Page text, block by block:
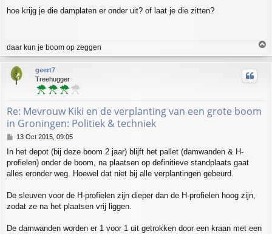
s
hoe krijg je die damplaten er onder uit? of laat je die zitten?
daar kun je boom op zeggen
o
p
geert7
Treehugger
Re: Mevrouw Kiki en de verplanting van een grote boom
in Groningen: Politiek & techniek
P
s
t
13 Oct 2015, 09:05
In het depot (bij deze boom 2 jaar) blijft het pallet (damwanden & H-
profielen) onder de boom, na plaatsen op definitieve standplaats gaat
alles eronder weg. Hoewel dat niet bij alle verplantingen gebeurd.
De sleuven voor de H-profielen zijn dieper dan de H-profielen hoog zijn,
zodat ze na het plaatsen vrij liggen.
De damwanden worden er 1 voor 1 uit getrokken door een kraan met een